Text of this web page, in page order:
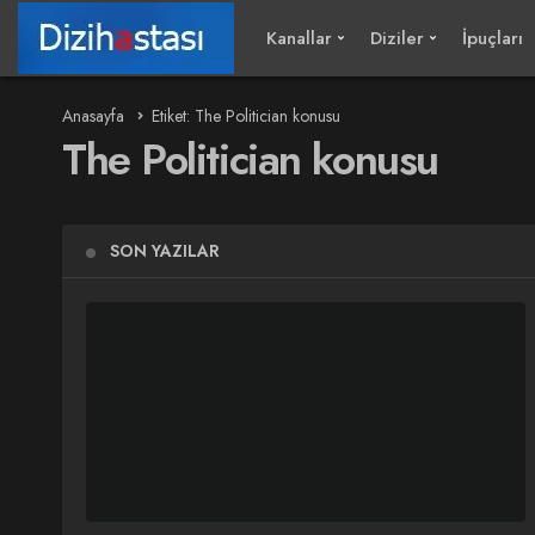
Kanallar Diziler İpuçları
Anasayfa Etiket: The Politician konusu
The Politician konusu
SON YAZILAR